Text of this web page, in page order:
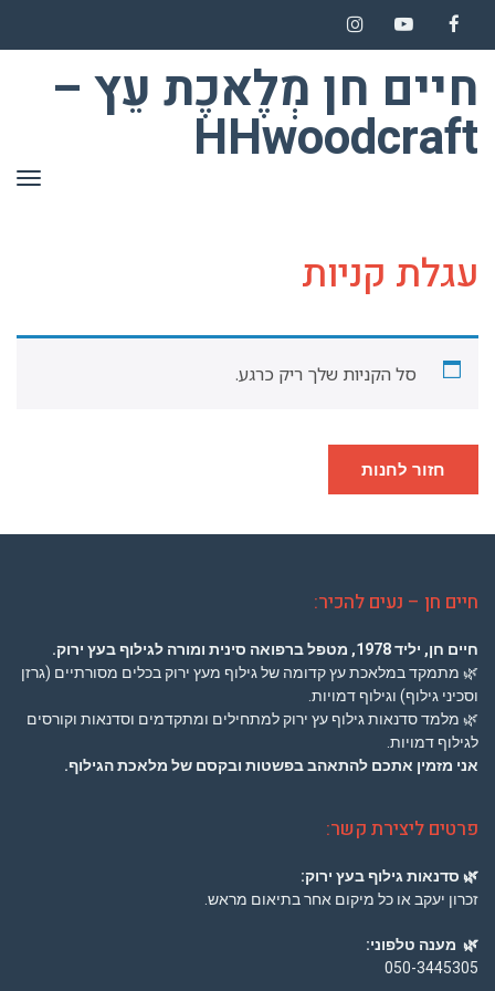
Facebook
YouTube
Instagram
חיים חן מְלֶאכֶת עֵץ –
HHwoodcraft
עגלת קניות
סל הקניות שלך ריק כרגע.
חזור לחנות
חיים חן – נעים להכיר:
חיים חן, יליד 1978, מטפל ברפואה סינית ומורה לגילוף בעץ ירוק.
🌿 מתמקד במלאכת עץ קדומה של גילוף מעץ ירוק בכלים מסורתיים (גרזן
וסכיני גילוף) וגילוף דמויות.
🌿 מלמד סדנאות גילוף עץ ירוק למתחילים ומתקדמים וסדנאות וקורסים
לגילוף דמויות.
אני מזמין אתכם להתאהב בפשטות ובקסם של מלאכת הגילוף.
פרטים ליצירת קשר:
🌿 סדנאות גילוף בעץ ירוק:
זכרון יעקב או כל מיקום אחר בתיאום מראש.
🌿 מענה טלפוני:
050-3445305